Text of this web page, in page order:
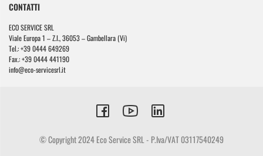
CONTATTI
ECO SERVICE SRL
Viale Europa 1 – Z.I., 36053 – Gambellara (Vi)
Tel.: +39 0444 649269
Fax.: +39 0444 441190
info@eco-servicesrl.it
© Copyright 2024 Eco Service SRL - P.Iva/VAT 03117540249